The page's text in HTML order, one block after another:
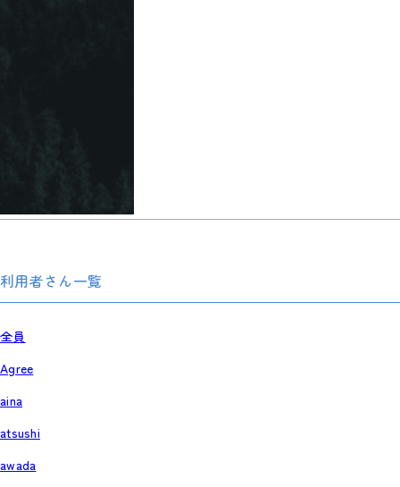
利用者さん一覧
全員
Agree
aina
atsushi
awada